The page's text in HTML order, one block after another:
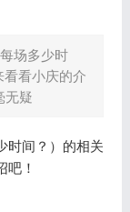
场多少时
看小庆的介
无疑
时间？）的相关
吧！